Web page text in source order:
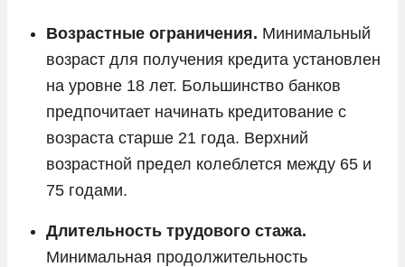
Возрастные ограничения. Минимальный
возраст для получения кредита установлен
на уровне 18 лет. Большинство банков
предпочитает начинать кредитование с
возраста старше 21 года. Верхний
возрастной предел колеблется между 65 и
75 годами.
Длительность трудового стажа.
Минимальная продолжительность